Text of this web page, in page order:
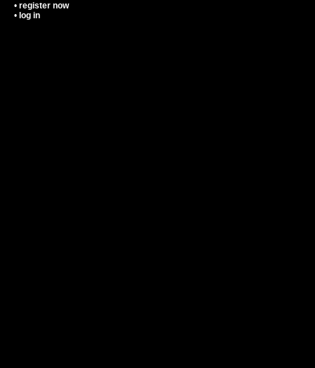
• register now
• log in